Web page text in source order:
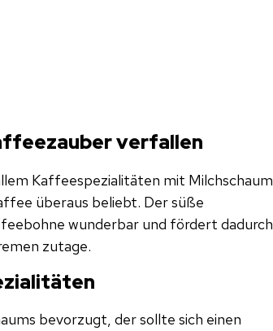
verfallen
Kaffeespezialitäten mit Milchschaum
überaus beliebt. Der süße
wunderbar und fördert dadurch
zutage.
bevorzugt, der sollte sich einen